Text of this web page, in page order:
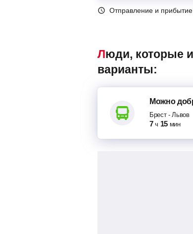
Отправление и
Люди, которые искали маршрутки Брест – Львов, также смотрели следующие
варианты:
Можно
Брест-Львов
7 ч 15 мин